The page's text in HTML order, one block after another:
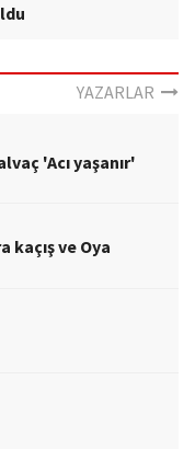
YAZARLAR
'Acı yaşanır'
kaçış ve Oya